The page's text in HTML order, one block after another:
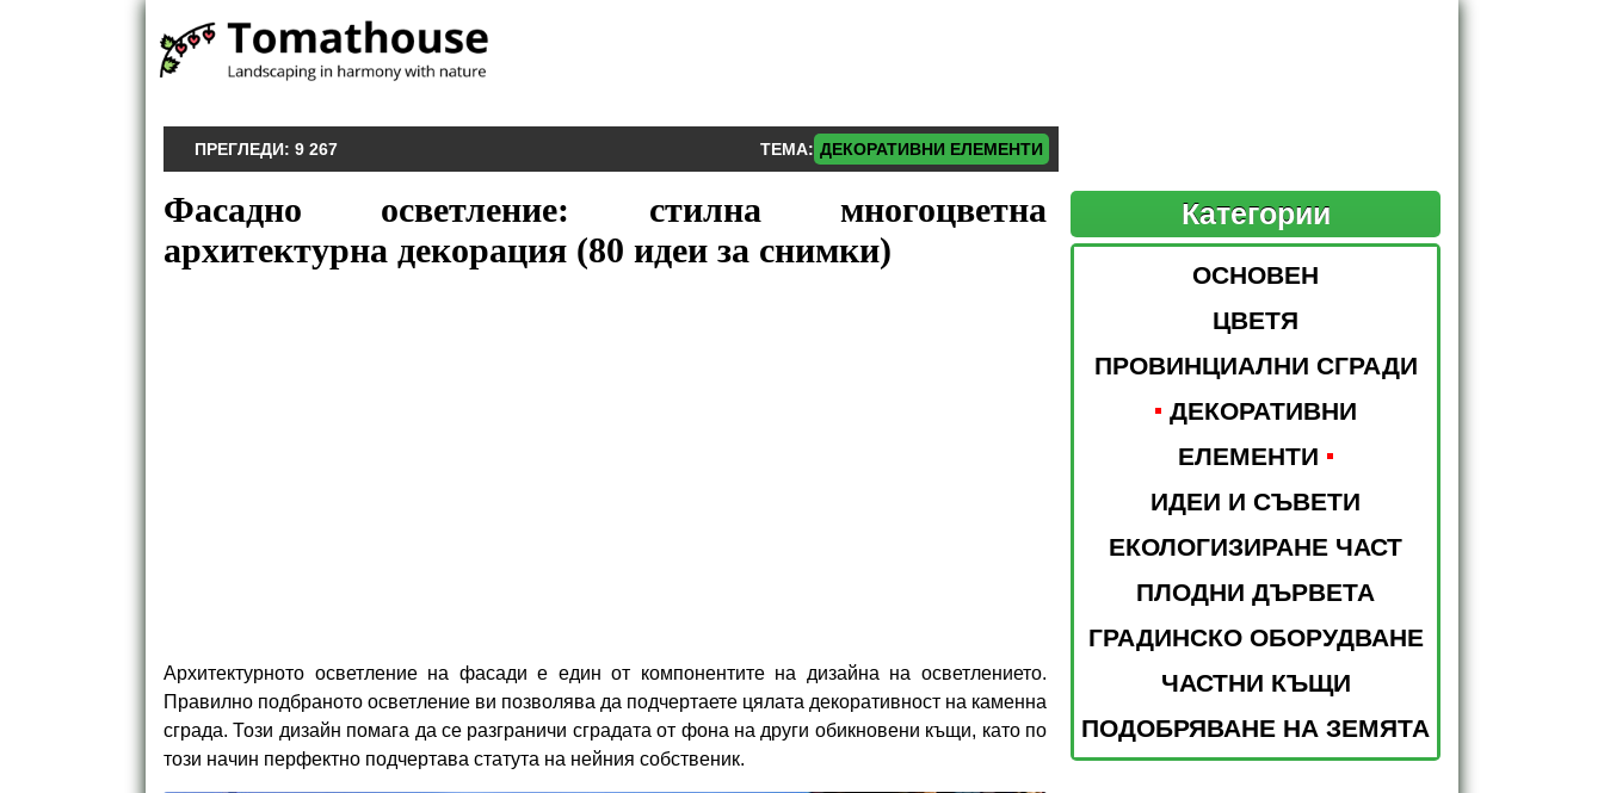
ПРЕГЛЕДИ: 9 267 ТЕМА: ДЕКОРАТИВНИ ЕЛЕМЕНТИ
Фасадно осветление: стилна многоцветна
архитектурна декорация (80 идеи за снимки)
Архитектурното осветление на фасади е един от компонентите на дизайна на осветлението.
Правилно подбраното осветление ви позволява да подчертаете цялата декоративност на каменна
сграда. Този дизайн помага да се разграничи сградата от фона на други обикновени къщи, като по
този начин перфектно подчертава статута на нейния собственик.
Категории
ОСНОВЕН
ЦВЕТЯ
ПРОВИНЦИАЛНИ СГРАДИ
ДЕКОРАТИВНИ
ЕЛЕМЕНТИ
ИДЕИ И СЪВЕТИ
ЕКОЛОГИЗИРАНЕ ЧАСТ
ПЛОДНИ ДЪРВЕТА
ГРАДИНСКО ОБОРУДВАНЕ
ЧАСТНИ КЪЩИ
ПОДОБРЯВАНЕ НА ЗЕМЯТА